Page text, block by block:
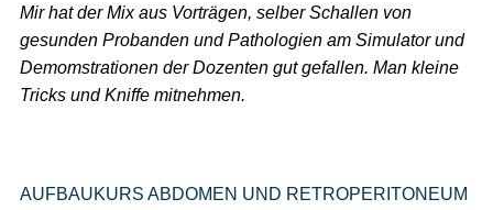
Mir hat der Mix aus Vorträgen, selber Schallen von
gesunden Probanden und Pathologien am Simulator und
Demomstrationen der Dozenten gut gefallen. Man kleine
Tricks und Kniffe mitnehmen.
AUFBAUKURS ABDOMEN UND RETROPERITONEUM